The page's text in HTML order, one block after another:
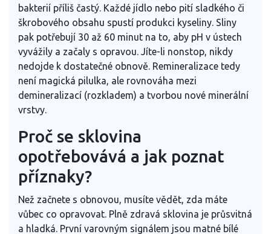
bakterií příliš častý. Každé jídlo nebo pití sladkého či
škrobového obsahu spustí produkci kyseliny. Sliny
pak potřebují 30 až 60 minut na to, aby pH v ústech
vyvážily a začaly s opravou. Jíte-li nonstop, nikdy
nedojde k dostatečné obnově. Remineralizace tedy
není magická pilulka, ale rovnováha mezi
demineralizací (rozkladem) a tvorbou nové minerální
vrstvy.
Proč se sklovina
opotřebovává a jak poznat
příznaky?
Než začnete s obnovou, musíte vědět, zda máte
vůbec co opravovat. Plně zdravá sklovina je průsvitná
a hladká. První varovným signálem jsou matné bílé